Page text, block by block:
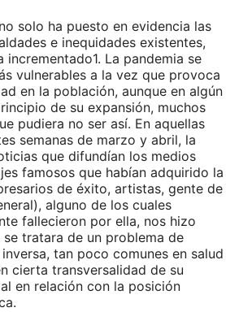
no solo ha puesto en evidencia las
e inequidades existentes,
incrementado1. La pandemia se
vulnerables a la vez que provoca
en la población, aunque en algún
de su expansión, muchos
pudiera no ser así. En aquellas
semanas de marzo y abril, la
que difundían los medios
famosos que habían adquirido la
de éxito, artistas, gente de
alguno de los cuales
fallecieron por ella, nos hizo
se tratara de un problema de
tan poco comunes en salud
cierta transversalidad de su
en relación con la posición